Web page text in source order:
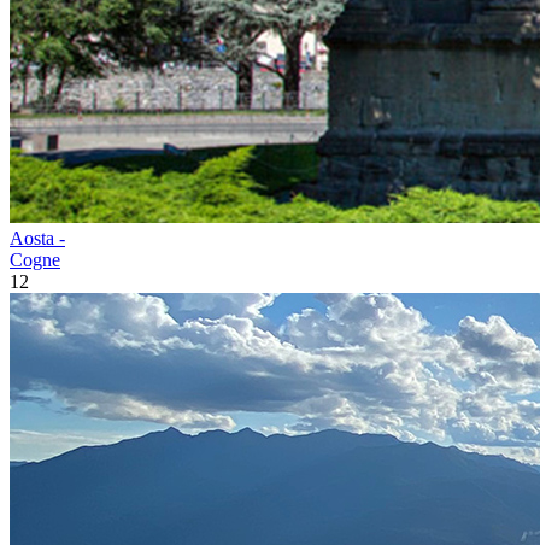
Aosta -
Cogne
12